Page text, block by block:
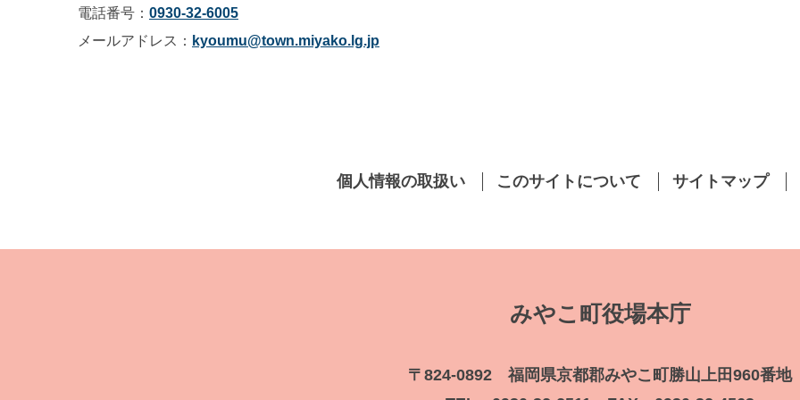
電話番号： 0930-32-6005
メールアドレス： kyoumu@town.miyako.lg.jp
個人情報の取扱い このサイトについて サイトマップ
みやこ町役場本庁
〒824-0892 福岡県京都郡みやこ町勝山上田960番地